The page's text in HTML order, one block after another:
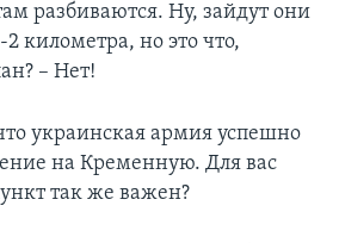
разбиваются. Ну, зайдут они
километра, но это что,
– Нет!
украинская армия успешно
на Кременную. Для вас
так же важен?